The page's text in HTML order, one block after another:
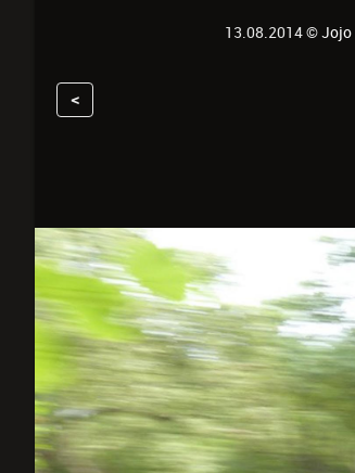
13.08.2014 ©Jojo
<